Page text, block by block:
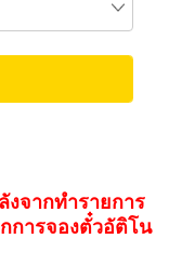
งจากทำรายการ
การจองตั๋วอัติโน